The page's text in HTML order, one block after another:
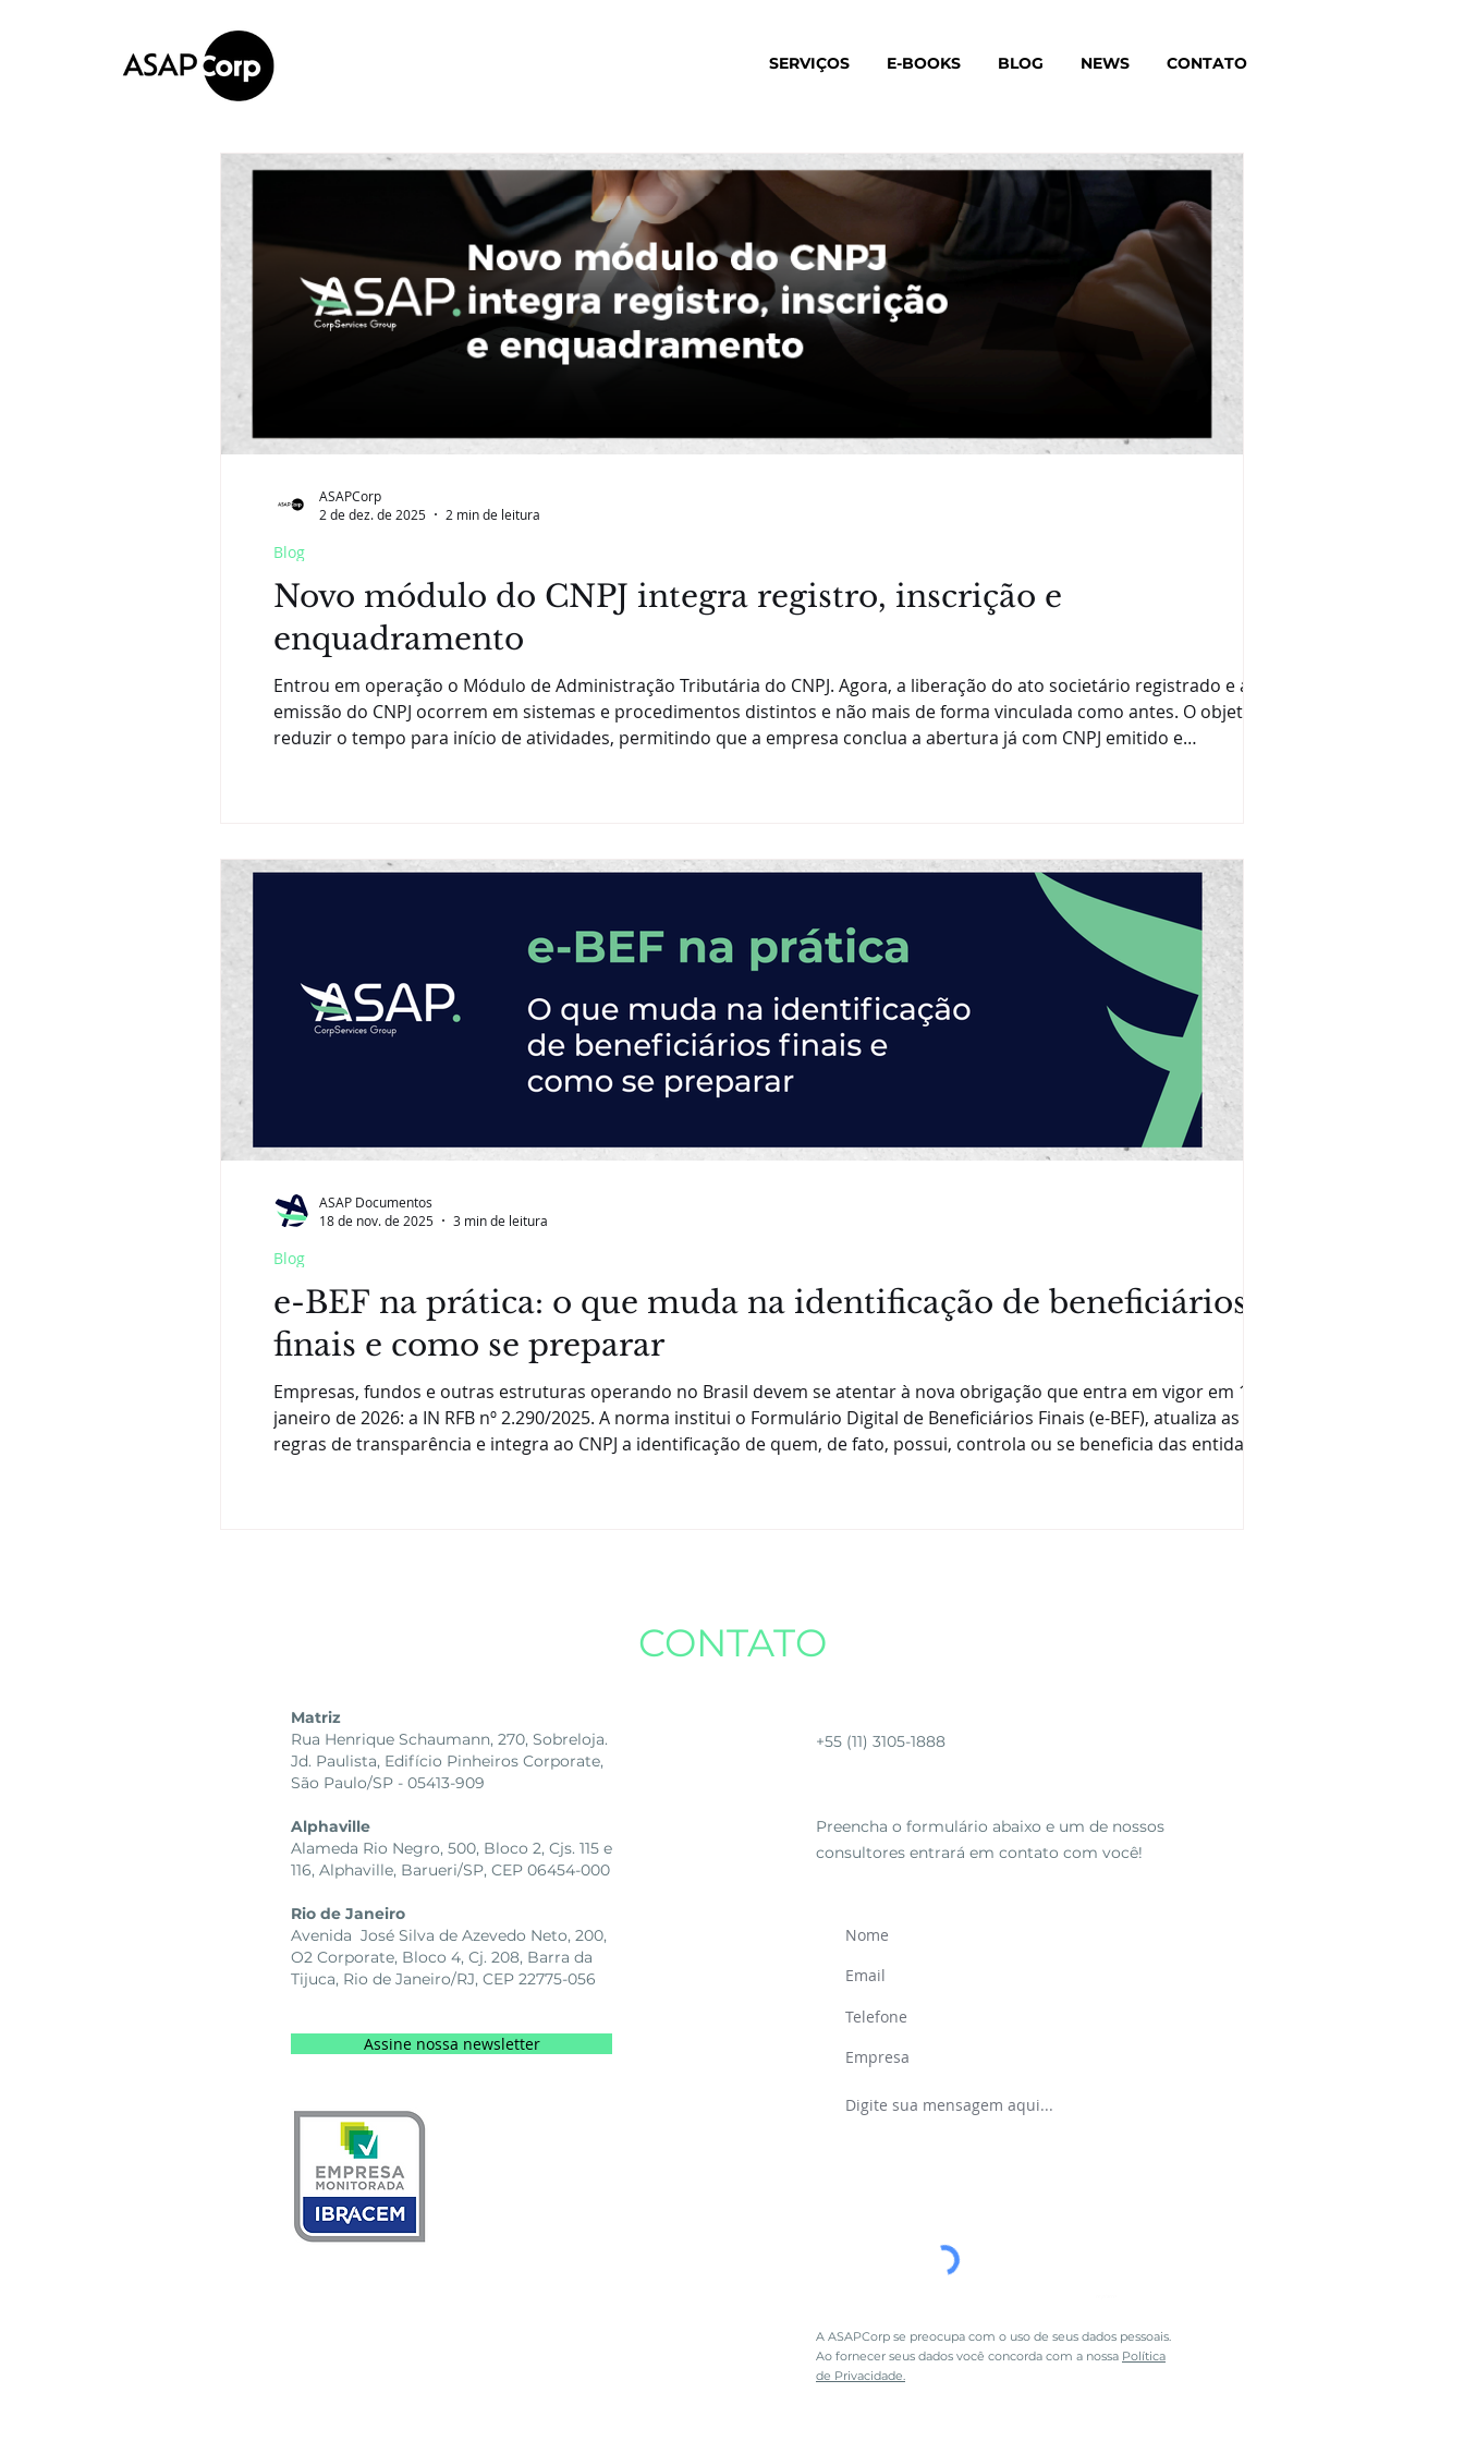
SERVIÇOS E-BOOKS BLOG NEWS CONTATO
Novo módulo do CNPJ integra registro, inscrição e
enquadramento
Entrou em operação o Módulo de Administração Tributária do CNPJ. Agora, a liberação do ato societário registrado e a
emissão do CNPJ ocorrem em sistemas e procedimentos distintos e não mais de forma vinculada como antes. O objetivo é
reduzir o tempo para início de atividades, permitindo que a empresa conclua a abertura já com CNPJ emitido e
Blog
ASAPCorp
2 de dez. de 2025
2 min de leitura
e-BEF na prática: o que muda na identificação de beneficiários
finais e como se preparar
Empresas, fundos e outras estruturas operando no Brasil devem se atentar à nova obrigação que entra em vigor em 1º de
janeiro de 2026: a IN RFB nº 2.290/2025. A norma institui o Formulário Digital de Beneficiários Finais (e-BEF), atualiza as
regras de transparência e integra ao CNPJ a identificação de quem, de fato, possui, controla ou se beneficia das entidades. A
Blog
ASAP Documentos
18 de nov. de 2025
3 min de leitura
CONTATO
Matriz
Rua Henrique Schaumann, 270, Sobreloja.
Jd. Paulista, Edifício Pinheiros Corporate,
São Paulo/SP - 05413-909
Alphaville
Alameda Rio Negro, 500, Bloco 2, Cjs. 115 e
116, Alphaville, Barueri/SP, CEP 06454-000
Rio de Janeiro
Avenida José Silva de Azevedo Neto, 200,
O2 Corporate, Bloco 4, Cj. 208, Barra da
Tijuca, Rio de Janeiro/RJ, CEP 22775-056
Assine nossa newsletter
+55 (11) 3105-1888
Preencha o formulário abaixo e um de nossos
consultores entrará em contato com você!
A ASAPCorp se preocupa com o uso de seus dados pessoais.
Ao fornecer seus dados você concorda com a nossa Política
de Privacidade.